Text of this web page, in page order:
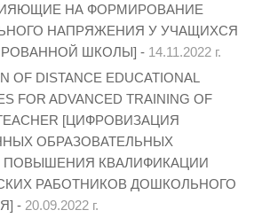
НА ФОРМИРОВАНИЕ
НАПРЯЖЕНИЯ У УЧАЩИХСЯ
ШКОЛЫ] - 14.11.2022 г.
OF DISTANCE EDUCATIONAL
FOR ADVANCED TRAINING OF
[ЦИФРОВИЗАЦИЯ
ОБРАЗОВАТЕЛЬНЫХ
ПОВЫШЕНИЯ КВАЛИФИКАЦИИ
РАБОТНИКОВ ДОШКОЛЬНОГО
- 20.09.2022 г.